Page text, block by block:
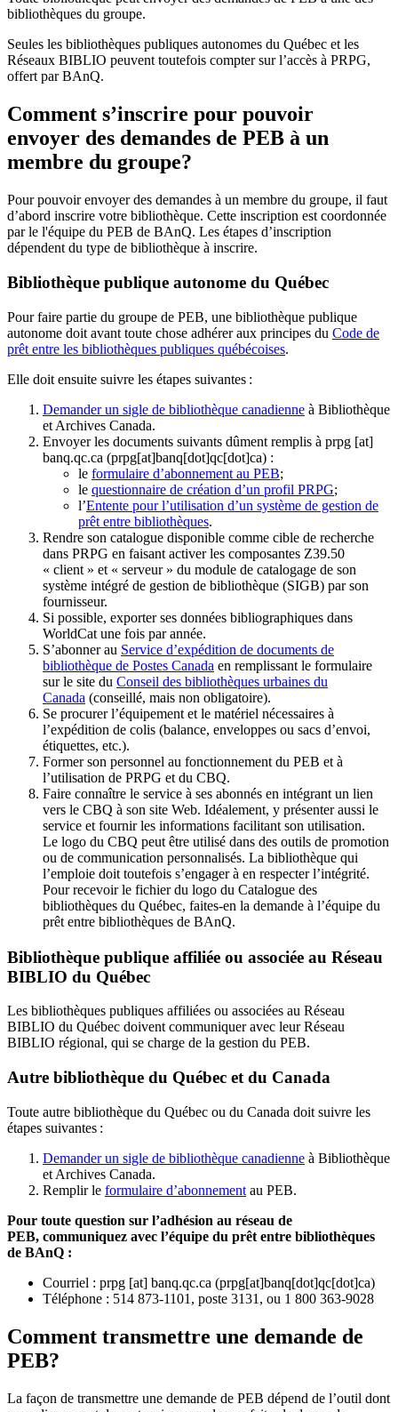
bibliothèques du groupe.
Seules les bibliothèques publiques autonomes du Québec et les
Réseaux BIBLIO peuvent toutefois compter sur l’accès à PRPG,
offert par BAnQ.
Comment s’inscrire pour pouvoir
envoyer des demandes de PEB à un
membre du groupe?
Pour pouvoir envoyer des demandes à un membre du groupe, il faut
d’abord inscrire votre bibliothèque. Cette inscription est coordonnée
par le l'équipe du PEB de BAnQ. Les étapes d’inscription
dépendent du type de bibliothèque à inscrire.
Bibliothèque publique autonome du Québec
Pour faire partie du groupe de PEB, une bibliothèque publique
autonome doit avant toute chose adhérer aux principes du Code de
prêt entre les bibliothèques publiques québécoises.
Elle doit ensuite suivre les étapes suivantes :
Demander un sigle de bibliothèque canadienne à Bibliothèque
et Archives Canada.
Envoyer les documents suivants dûment remplis à prpg [at]
banq.qc.ca (prpg[at]banq[dot]qc[dot]ca) :
le formulaire d’abonnement au PEB;
le questionnaire de création d’un profil PRPG;
l’Entente pour l’utilisation d’un système de gestion de
prêt entre bibliothèques.
Rendre son catalogue disponible comme cible de recherche
dans PRPG en faisant activer les composantes Z39.50
« client » et « serveur » du module de catalogage de son
système intégré de gestion de bibliothèque (SIGB) par son
fournisseur.
Si possible, exporter ses données bibliographiques dans
WorldCat une fois par année.
S’abonner au Service d’expédition de documents de
bibliothèque de Postes Canada en remplissant le formulaire
sur le site du Conseil des bibliothèques urbaines du
Canada (conseillé, mais non obligatoire).
Se procurer l’équipement et le matériel nécessaires à
l’expédition de colis (balance, enveloppes ou sacs d’envoi,
étiquettes, etc.).
Former son personnel au fonctionnement du PEB et à
l’utilisation de PRPG et du CBQ.
Faire connaître le service à ses abonnés en intégrant un lien
vers le CBQ à son site Web. Idéalement, y présenter aussi le
service et fournir les informations facilitant son utilisation.
Le logo du CBQ peut être utilisé dans des outils de promotion
ou de communication personnalisés. La bibliothèque qui
l’emploie doit toutefois s’engager à en respecter l’intégrité.
Pour recevoir le fichier du logo du Catalogue des
bibliothèques du Québec, faites-en la demande à l’équipe du
prêt entre bibliothèques de BAnQ.
Bibliothèque publique affiliée ou associée au Réseau
BIBLIO du Québec
Les bibliothèques publiques affiliées ou associées au Réseau
BIBLIO du Québec doivent communiquer avec leur Réseau
BIBLIO régional, qui se charge de la gestion du PEB.
Autre bibliothèque du Québec et du Canada
Toute autre bibliothèque du Québec ou du Canada doit suivre les
étapes suivantes :
Demander un sigle de bibliothèque canadienne à Bibliothèque
et Archives Canada.
Remplir le formulaire d’abonnement au PEB.
Pour toute question sur l’adhésion au réseau de
PEB, communiquez avec l’équipe du prêt entre bibliothèques
de BAnQ :
Courriel : prpg [at] banq.qc.ca (prpg[at]banq[dot]qc[dot]ca)
Téléphone : 514 873-1101, poste 3131, ou 1 800 363-9028
Comment transmettre une demande de
PEB?
La façon de transmettre une demande de PEB dépend de l’outil dont